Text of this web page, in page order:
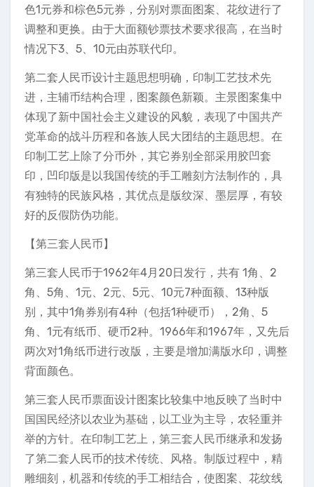
色1元券和棕色5元券，分别对票面图案、花纹进行了
调整和更换。由于大面额钞票技术要求很高，在当时
情况下3、5、10元由苏联代印。
第二套人民币设计主题思想明确，印制工艺技术先
进，主辅币结构合理，图案颜色新颖。主景图案集中
体现了新中国社会主义建设的风貌，表现了中国共产
党革命的战斗历程和各族人民大团结的主题思想。在
印制工艺上除了分币外，其它券别全部采用胶凹套
印，凹印版是以我国传统的手工雕刻方法制作的，具
有独特的民族风格，其优点是版纹深、墨层厚，有较
好的反假防伪功能。
【第三套人民币】
第三套人民币于1962年4月20日发行，共有 1角、2
角、5角、1元、2元、5元、10元7种面额、13种版
别，其中1角券别有4种（包括1种硬币），2角、5
角、1元有纸币、硬币2种。1966年和1967年，又先后
两次对1角纸币进行改版，主要是增加满版水印，调整
背面颜色。
第三套人民币票面设计图案比较集中地反映了当时中
国国民经济以农业为基础，以工业为主导，农轻重并
举的方针。在印制工艺上，第三套人民币继承和发扬
了第二套人民币的技术传统、风格。制版过程中，精
雕细刻，机器和传统的手工相结合，使图案、花纹线